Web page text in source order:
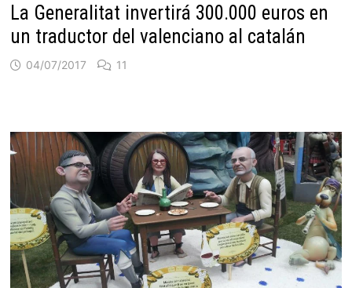
La Generalitat invertirá 300.000 euros en
un traductor del valenciano al catalán
04/07/2017 11